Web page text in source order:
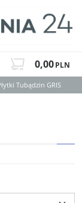
0,00PLN
Tubądzin GRIS